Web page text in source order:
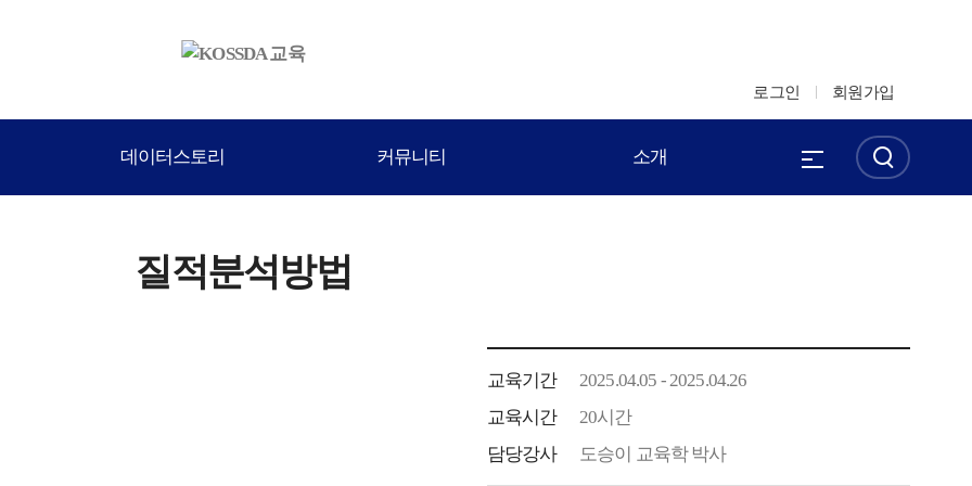
로그인 회원가입
데이터스토리 커뮤니티 소개
질적분석방법
교육기간
2025.04.05 - 2025.04.26
교육시간
20시간
담당강사
도승이 교육학 박사